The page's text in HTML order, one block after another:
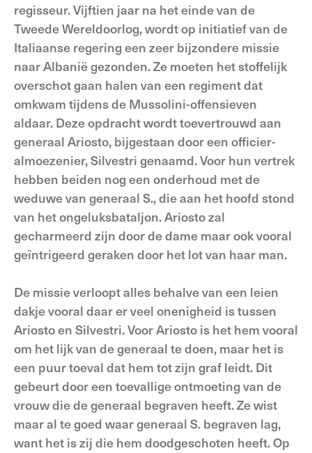
regisseur. Vijftien jaar na het einde van de
Tweede Wereldoorlog, wordt op initiatief van de
Italiaanse regering een zeer bijzondere missie
naar Albanië gezonden. Ze moeten het stoffelijk
overschot gaan halen van een regiment dat
omkwam tijdens de Mussolini-offensieven
aldaar. Deze opdracht wordt toevertrouwd aan
generaal Ariosto, bijgestaan door een officier-
almoezenier, Silvestri genaamd. Voor hun vertrek
hebben beiden nog een onderhoud met de
weduwe van generaal S., die aan het hoofd stond
van het ongeluksbataljon. Ariosto zal
gecharmeerd zijn door de dame maar ook vooral
geïntrigeerd geraken door het lot van haar man.
De missie verloopt alles behalve van een leien
dakje vooral daar er veel onenigheid is tussen
Ariosto en Silvestri. Voor Ariosto is het hem vooral
om het lijk van de generaal te doen, maar het is
een puur toeval dat hem tot zijn graf leidt. Dit
gebeurt door een toevallige ontmoeting van de
vrouw die de generaal begraven heeft. Ze wist
maar al te goed waar generaal S. begraven lag,
want het is zij die hem doodgeschoten heeft. Op